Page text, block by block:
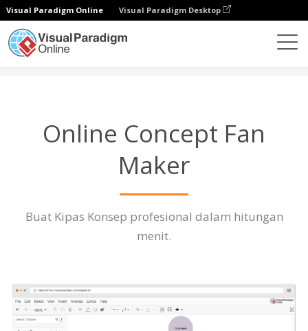
Visual Paradigm Online Visual Paradigm Desktop
Online Concept Fan
Maker
Buat Kipas Konsep profesional dalam hitungan
menit.